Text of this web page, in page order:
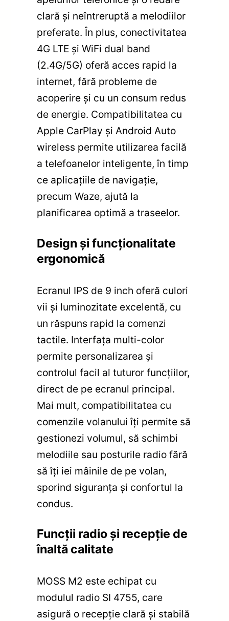
clară și neîntreruptă a melodiilor
preferate. În plus, conectivitatea
4G LTE și WiFi dual band
(2.4G/5G) oferă acces rapid la
internet, fără probleme de
acoperire și cu un consum redus
de energie. Compatibilitatea cu
Apple CarPlay și Android Auto
wireless permite utilizarea facilă
a telefoanelor inteligente, în timp
ce aplicațiile de navigație,
precum Waze, ajută la
planificarea optimă a traseelor.
Design și funcționalitate
ergonomică
Ecranul IPS de 9 inch oferă culori
vii și luminozitate excelentă, cu
un răspuns rapid la comenzi
tactile. Interfața multi-color
permite personalizarea și
controlul facil al tuturor funcțiilor,
direct de pe ecranul principal.
Mai mult, compatibilitatea cu
comenzile volanului îți permite să
gestionezi volumul, să schimbi
melodiile sau posturile radio fără
să îți iei mâinile de pe volan,
sporind siguranța și confortul la
condus.
Funcții radio și recepție de
înaltă calitate
MOSS M2 este echipat cu
modulul radio SI 4755, care
asigură o recepție clară și stabilă